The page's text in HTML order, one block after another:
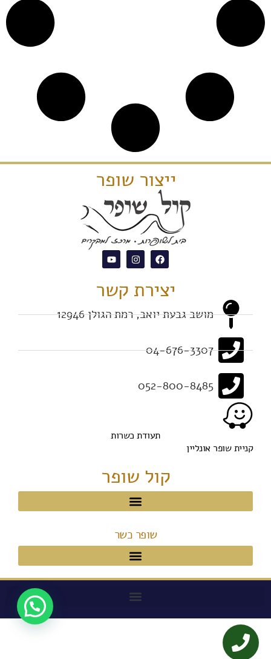
ייצור שופר
יצירת קשר
מושב גבעת יואב, רמת הגולן 12946
04-676-3307
052-800-8485
תעודת כשרות
קניית שופר אונליין
קול שופר
שופר כשר